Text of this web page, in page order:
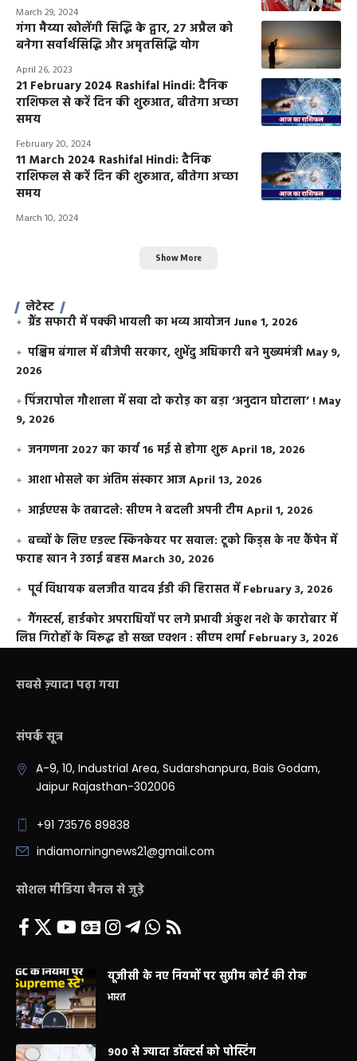
March 29, 2024
गंगा मैय्या खोलेंगी सिद्धि के द्वार, 27 अप्रैल को
बनेगा सर्वार्थसिद्धि और अमृतसिद्धि योग
April 26, 2023
21 February 2024 Rashifal Hindi: दैनिक
राशिफल से करें दिन की शुरुआत, बीतेगा अच्छा
समय
February 20, 2024
11 March 2024 Rashifal Hindi: दैनिक
राशिफल से करें दिन की शुरुआत, बीतेगा अच्छा
समय
March 10, 2024
Show More
लेटेस्ट
ग्रैंड सफारी में पक्की भायली का भव्य आयोजन June 1, 2026
पश्चिम बंगाल में बीजेपी सरकार, शुभेंदु अधिकारी बने मुख्यमंत्रीMay 9,
2026
​पिंजरापोल गौशाला में सवा दो करोड़ का बड़ा ‘अनुदान घोटाला’ !May
9, 2026
जनगणना 2027 का कार्य 16 मई से होगा शुरूApril 18, 2026
आशा भोसले का अंतिम संस्कार आजApril 13, 2026
आईएएस के तबादले: सीएम ने बदली अपनी टीमApril 1, 2026
बच्चों के लिए एडल्ट स्किनकेयर पर सवाल: टूको किड्स के नए कैंपेन में
फराह खान ने उठाई बहसMarch 30, 2026
पूर्व विधायक बलजीत यादव ईडी की हिरासत में February 3, 2026
गैंगस्टर्स, हार्डकोर अपराधियों पर लगे प्रभावी अंकुश नशे के कारोबार में
लिप्त गिरोहों के विरूद्ध हो सख्त एक्शन : सीएम शर्मा February 3, 2026
सबसे ज़्यादा पढ़ा गया
संपर्क सूत्र
A-9, 10, Industrial Area, Sudarshanpura, Bais Godam,
Jaipur Rajasthan-302006
+91 73576 89838
indiamorningnews21@gmail.com
सोशल मीडिया चैनल से जुड़े
यूजीसी के नए नियमों पर सुप्रीम कोर्ट की रोक
भारत
900 से ज्यादा डॉक्टर्स को पोस्टिंग